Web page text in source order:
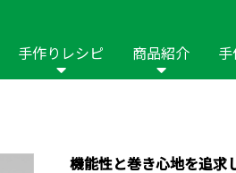
手作りレシピ
パッチワー
商品紹介
ソーメニュ パッチワーク・
手
機能性と巻き心地を追求